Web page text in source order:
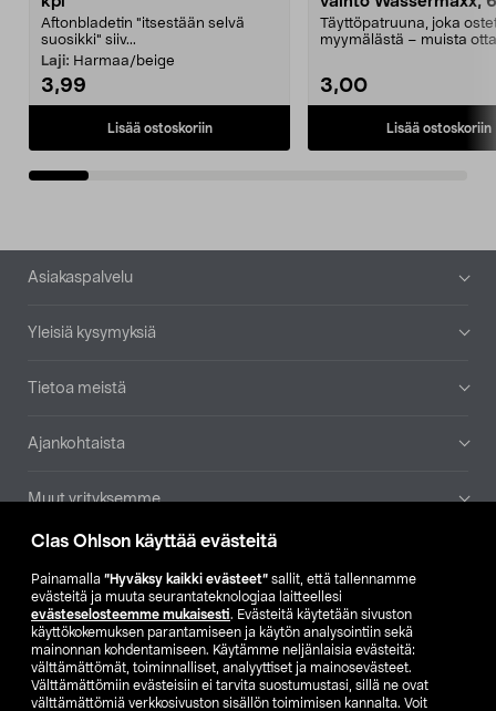
Clas Ohlson käyttää evästeitä
Painamalla ”Hyväksy kaikki evästeet” sallit, että tallennamme
evästeitä ja muuta seurantateknologiaa laitteellesi
evästeselosteemme mukaisesti. Evästeitä käytetään sivuston
käyttökokemuksen parantamiseen ja käytön analysointiin sekä
mainonnan kohdentamiseen. Käytämme neljänlaisia evästeitä:
välttämättömät, toiminnalliset, analyyttiset ja mainosevästeet.
Välttämättömiin evästeisiin ei tarvita suostumustasi, sillä ne ovat
välttämättömiä verkkosivuston sisällön toimimisen kannalta. Voit
Aftonbladetin "itsestään selvä
suosikki" siiv...
Laji: Harmaa/beige
3,99
Lisää ostoskoriin
Täyttöpatruuna, joka
myymälästä – muista
3,00
Lisää ostoskoriin
Alatunniste
Asiakaspalvelu
Yleisiä kysymyksiä
Tietoa meistä
Ajankohtaista
Muut yrityksemme
Etsi myymälä
SE NO FI
FI SV